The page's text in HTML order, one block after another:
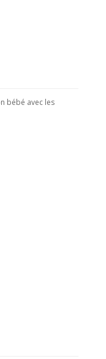
bébé avec les